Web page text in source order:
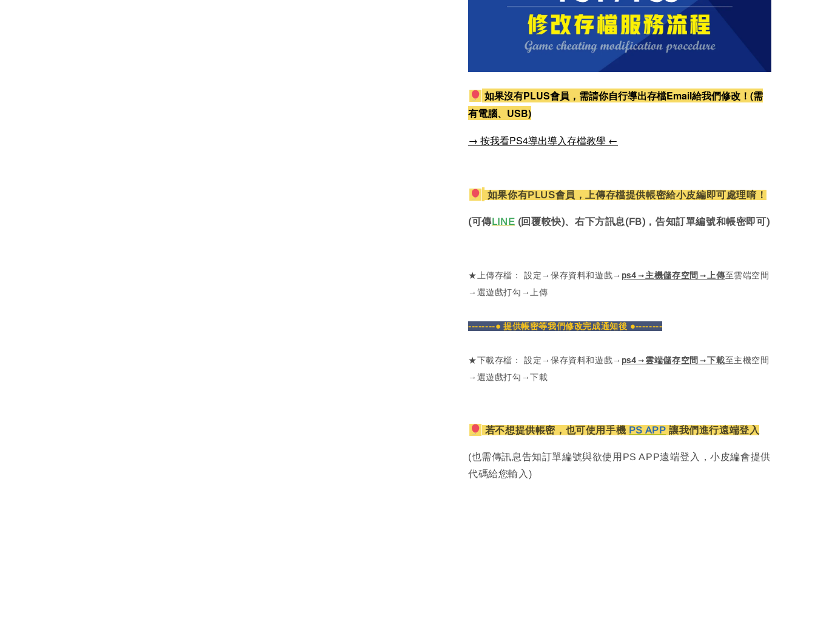
如果沒有PLUS會員，需請你自行導出存檔Email給我們修改！(需
有電腦、USB)
→ 按我看PS4導出導入存檔教學 ←
如果你有PLUS會員，上傳存檔提供帳密給小皮編即可處理唷！
(可傳LINE (回覆較快)、右下方訊息(FB)，告知訂單編號和帳密即可)
★上傳存檔： 設定→保存資料和遊戲→ ps4→主機儲存空間→上傳至雲端空間
→選遊戲打勾→上傳
--------● 提供帳密等我們修改完成通知後 ●--------
★下載存檔： 設定→保存資料和遊戲→ ps4→雲端儲存空間→下載至主機空間
→選遊戲打勾→下載
若不想提供帳密，也可使用手機 PS APP 讓我們進行遠端登入
(也需傳訊息告知訂單編號與欲使用PS APP遠端登入，小皮編會提供
代碼給您輸入)